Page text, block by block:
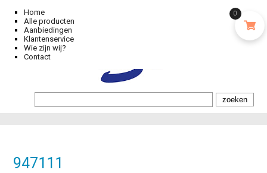
Home
Alle producten
Aanbiedingen
Klantenservice
Wie zijn wij?
Contact
947111
0